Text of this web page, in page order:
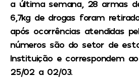
a última semana, 28 armas
6,7kg de drogas foram
após ocorrências atendidas
números são do setor de
Instituição e correspondem
25/02 a 02/03.